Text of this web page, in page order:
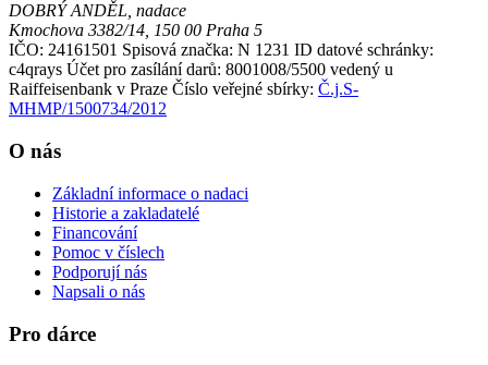
DOBRÝ ANDĚL, nadace
Kmochova 3382/14, 150 00 Praha 5
IČO: 24161501 Spisová značka: N 1231 ID datové schránky:
c4qrays Účet pro zasílání darů: 8001008/5500 vedený u
Raiffeisenbank v Praze Číslo veřejné sbírky: Č.j.S-
MHMP/1500734/2012
O nás
Základní informace o nadaci
Historie a zakladatelé
Financování
Pomoc v číslech
Podporují nás
Napsali o nás
Pro dárce